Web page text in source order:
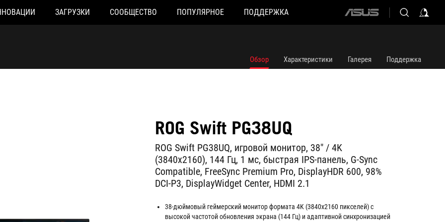
ЗАГРУЗКИ СООБЩЕСТВО ПОПУЛЯРНОЕ ПОДДЕРЖКА
ASUS
Обзор Характеристики Галерея Поддержка
ROG Swift PG38UQ
ROG Swift PG38UQ, игровой монитор, 38" / 4K
(3840x2160), 144 Гц, 1 мс, быстрая IPS-панель, G-Sync
Compatible, FreeSync Premium Pro, DisplayHDR 600, 98%
DCI-P3, DisplayWidget Center, HDMI 2.1
38-дюймовый геймерский монитор формата 4K (3840x2160 пикселей) с
высокой частотой обновления экрана (144 Гц) и адаптивной синхронизацией